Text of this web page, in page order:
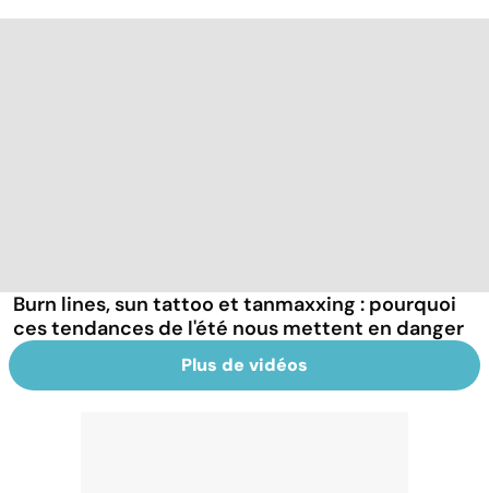
Burn lines, sun tattoo et tanmaxxing : pourquoi
ces tendances de l'été nous mettent en danger
Plus de vidéos